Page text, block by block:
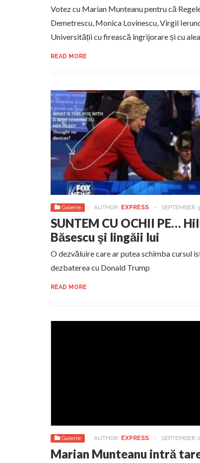
Votez cu Marian Munteanu pentru că
Demetrescu, Monica Lovinescu, Virgil
Universității cu firească îngrijorare și cu
READ MORE
Galerie AUTHOR: EXPRESS - SEPTEMBER
SUNTEM CU OCHII PE…
Băsescu şi lingăii lui
O dezvăluire care ar putea schimba cursul
dezbaterea cu Donald Trump
READ MORE
Galerie AUTHOR: EXPRESS - SEPTEMBER
Marian Munteanu intră